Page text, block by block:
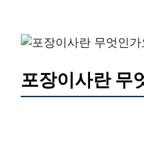
포장이사란 무